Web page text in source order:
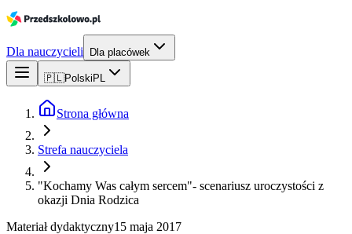
Dla nauczycieli Dla placówek
🇵🇱Polski PL
Strona główna
Strefa nauczyciela
"Kochamy Was całym sercem"- scenariusz uroczystości z
okazji Dnia Rodzica
Materiał dydaktyczny15 maja 2017